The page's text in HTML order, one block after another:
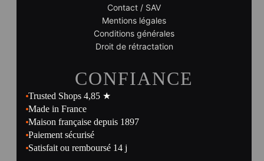
Contact / SAV
Mentions légales
Conditions générales
Droit de rétractation
CONFIANCE
Trusted Shops 4,85 ★
Made in France
Maison française depuis 1897
Paiement sécurisé
Satisfait ou remboursé 14 j